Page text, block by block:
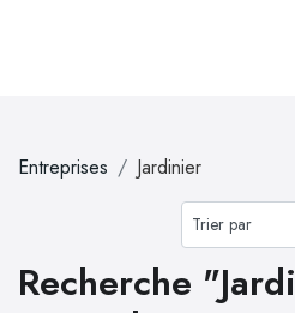
Entreprises Jardinier
Recherche